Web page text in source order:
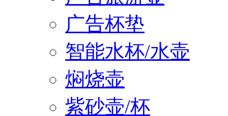
广告杯垫
智能水杯/水壶
焖烧壶
紫砂壶/杯